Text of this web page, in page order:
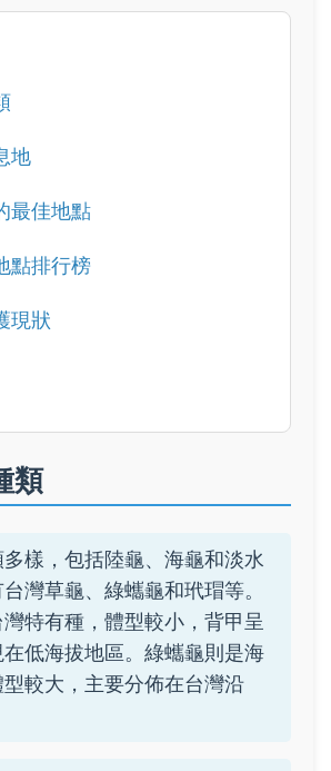
地
最佳地點
點排行榜
現狀
類
樣，包括陸龜、海龜和淡水
灣草龜、綠蠵龜和玳瑁等。
特有種，體型較小，背甲呈
低海拔地區。綠蠵龜則是海
較大，主要分佈在台灣沿